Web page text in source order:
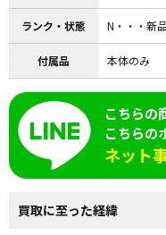
ランク・状態 N・・・新
付属品 本体のみ
こちらの
こちらの
ネット
買取に至った経緯